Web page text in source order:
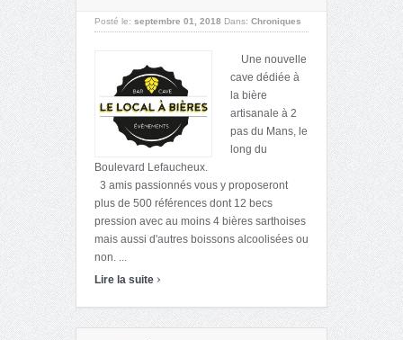
Posté le: septembre 01, 2018 Dans: Chroniques
Une nouvelle
cave dédiée à
la bière
artisanale à 2
pas du Mans, le
long du
Boulevard Lefaucheux.
3 amis passionnés vous y proposeront
plus de 500 références dont 12 becs
pression avec au moins 4 bières sarthoises
mais aussi d'autres boissons alcoolisées ou
non. ...
Lire la suite ›